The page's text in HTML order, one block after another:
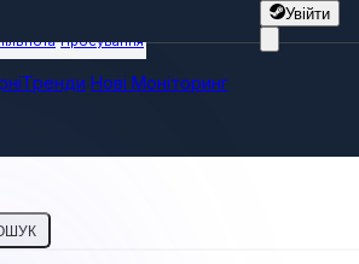
Увійти
Просування
Тренди Нові Моніторинг